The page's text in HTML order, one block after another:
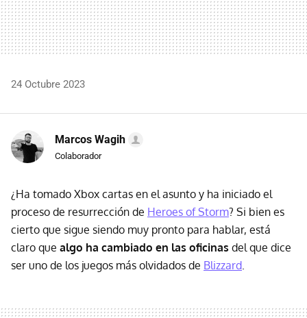
24 Octubre 2023
Marcos Wagih
Colaborador
¿Ha tomado Xbox cartas en el asunto y ha iniciado el
proceso de resurrección de Heroes of Storm? Si bien es
cierto que sigue siendo muy pronto para hablar, está
claro que algo ha cambiado en las oficinas del que dice
ser uno de los juegos más olvidados de Blizzard.